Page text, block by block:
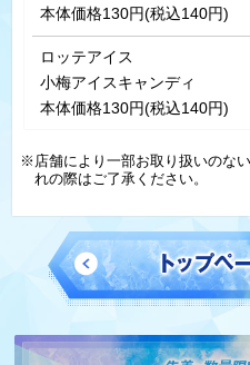
本体価格130円(税込140円)
ロッテアイス
小梅アイスキャンディ
本体価格130円(税込140円)
※店舗により一部お取り扱いのな
れの際はご了承ください。